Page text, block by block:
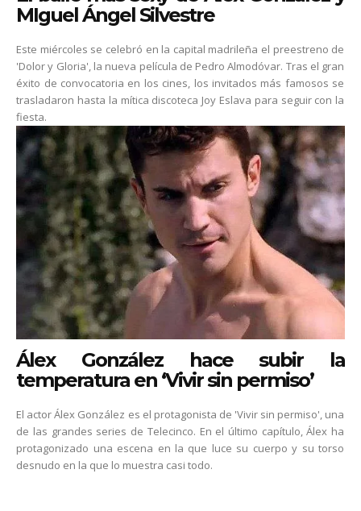
MIguel Ángel Silvestre
Este miércoles se celebró en la capital madrileña el preestreno de
'Dolor y Gloria', la nueva película de Pedro Almodóvar. Tras el gran
éxito de convocatoria en los cines, los invitados más famosos se
trasladaron hasta la mítica discoteca Joy Eslava para seguir con la
fiesta.
Álex González hace subir la
temperatura en ‘Vivir sin permiso’
El actor Álex González es el protagonista de 'Vivir sin permiso', una
de las grandes series de Telecinco. En el último capítulo, Álex ha
protagonizado una escena en la que luce su cuerpo y su torso
desnudo en la que lo muestra casi todo.